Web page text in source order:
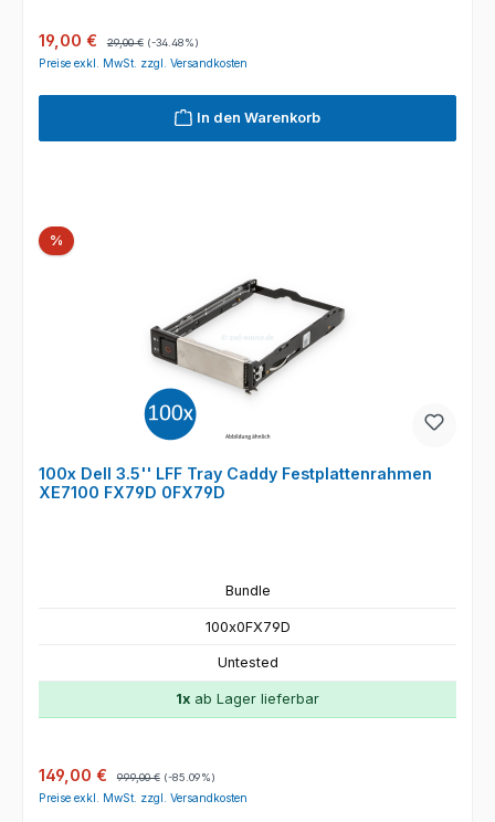
Verkaufspreis:
19,00 € 29,00 € (-34.48%)
Preise exkl. MwSt. zzgl. Versandkosten
In den Warenkorb
%Rabatt
100x Dell 3.5'' LFF Tray Caddy Festplattenrahmen
XE7100 FX79D 0FX79D
Bundle
100x0FX79D
Untested
1x ab Lager lieferbar
Verkaufspreis:
149,00 € Regulärer Preis:
999,00 € (-85.09%)
Preise exkl. MwSt. zzgl. Versandkosten